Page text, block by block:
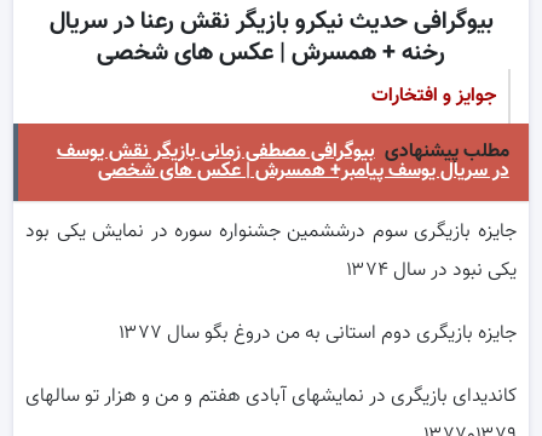
بیوگرافی حدیث نیکرو بازیگر نقش رعنا در سریال
رخنه + همسرش | عکس های شخصی
جوایز و افتخارات
مطلب پیشنهادی بیوگرافی مصطفی زمانی بازیگر نقش یوسف
در سریال یوسف پیامبر+ همسرش | عکس های شخصی
جایزه بازیگری سوم درششمین جشنواره سوره در نمایش یکی بود
یکی نبود در سال ۱۳۷۴
جایزه بازیگری دوم استانی به من دروغ بگو سال ۱۳۷۷
کاندیدای بازیگری در نمایشهای آبادی هفتم و من و هزار تو سالهای